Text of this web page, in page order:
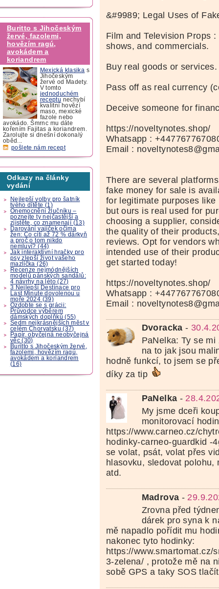
Buritto s Jihočeským
žervé, fazolemi,
hovězím ragú,
avokádem a
koriandrem
Mexická klasika s
Jihočeským
žervé od Madety.
V tomto
jednoduchém
receptu nechybí
kvalitní hovězí
maso, mexické
fazole nebo
avokádo. Šmrnc mu dáte
kořením Fajitas a koriandrem.
Zarolujte si dnešní dokonalý
oběd...
pošlete nám recept
Odkazy na články
vydání
Nejlepší volby pro šatník
tvého dítěte (1)
Onemocnění žlučníku –
poznejte ty nejčastější a
zjistěte, co znamenají (13)
Darování vajíček očima
žen: Co cítí až 72 % dárkyň
a proč o tom nikdo
nemluví? (44)
Jak interaktivní hračky pro
psy zlepší život vašeho
mazlíčka (26)
Recenze nejmódnějších
modelů pánských sandálů:
4 návrhy na léto (27)
3 Nejlepší Destinace pro
Last Minute dovolenou u
moře 2024 (39)
Ozdobte se s grácii:
Průvodce výběrem
dámských doplňků (55)
Sedm nejkrásnějších měst v
celém Chorvatsku (37)
Papír, obyčejná neobyčejná
věc (30)
Buritto s Jihočeským žervé,
fazolemi, hovězím ragú,
avokádem a koriandrem
(16)
&#9989; Legal Uses of
Film and Television Props
shows, and commercials.
Buy real goods or services.
Pass off as real currency
Deceive someone for
https://noveltynotes.shop/
Whatsapp :
Email :
There are several
fake money for sale is
for legitimate purposes
but ours is real used for
choosing a supplier,
the quality of their
reviews. Opt for vendors
intended use of their
get started today!
https://noveltynotes.shop/
Whatsapp :
Email :
Dvoracka -
PaNelka: Ty se
na to jak jsou
hodně funkcí, to jsem se
díky za tip
PaNelka -
My jsme dceři
monitorovací
https://www.carneo.cz/
hodinky-carneo-guardkid -
se volat, psát, volat přes
hlasovku, sledovat
atd.
Madrova -
Zrovna před
dárek pro syna k
mě napadlo pořídit mu
nakonec tyto hodinky:
https://www.smartomat.cz/
3-zelena/ , protože mě na
sobě GPS a taky SOS